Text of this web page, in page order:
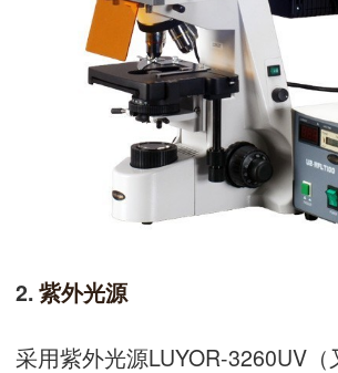
2.紫外光源
采用紫外光源LUYOR-3260UV